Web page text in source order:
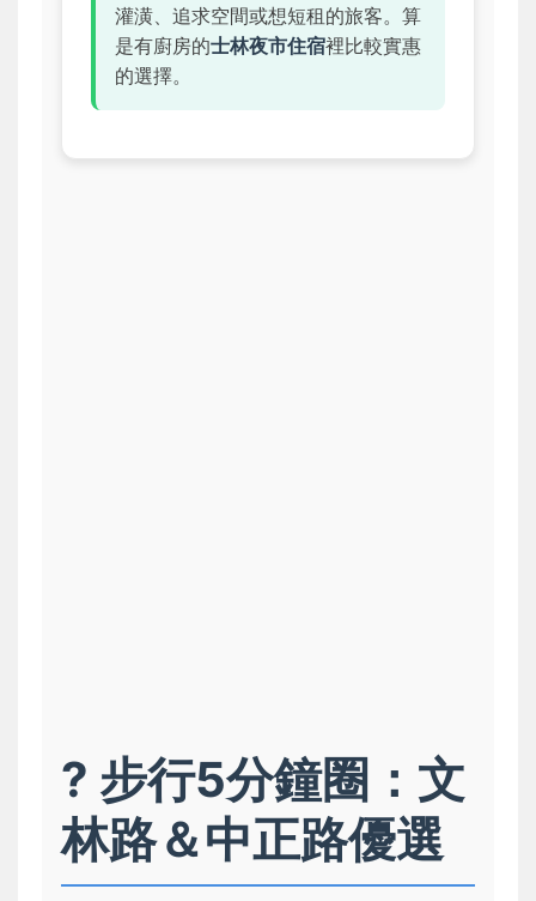
灌潢、追求空間或想短租的旅客。算
是有廚房的士林夜市住宿裡比較實惠
的選擇。
? 步行5分鐘圈：文
林路＆中正路優選